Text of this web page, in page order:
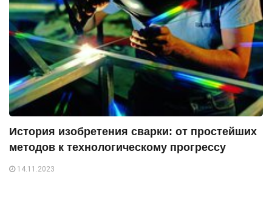
История изобретения сварки: от простейших
методов к технологическому прогрессу
14.11.2023